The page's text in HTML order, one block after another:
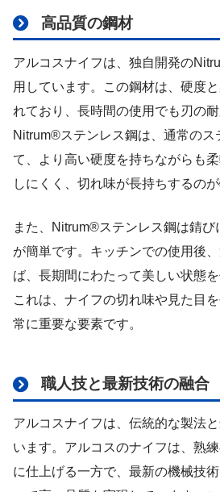
高品質の鋼材
アルコスナイフは、独自開発の
用しています。この鋼材は、硬度
れており、長時間の使用でも刃の耐
Nitrum®ステンレス鋼は、通常のス
て、より高い硬度を持ちながらも
しにくく、切れ味が長持ちするのが
また、Nitrum®ステンレス鋼は錆び
が簡単です。キッチンでの使用後
ば、長期間にわたって美しい状態
これは、ナイフの切れ味や見た目
常に重要な要素です。
職人技と最新技術の融合
アルコスナイフは、伝統的な製法
います。アルコスのナイフは、熟
に仕上げる一方で、最新の機械技